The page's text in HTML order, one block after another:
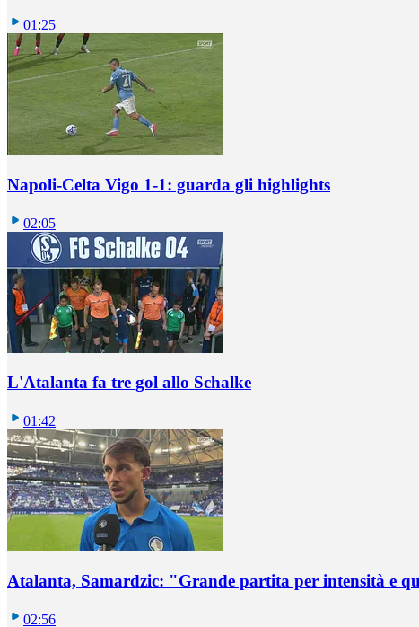
01:25
Napoli-Celta Vigo 1-1: guarda gli highlights
02:05
L'Atalanta fa tre gol allo Schalke
01:42
Atalanta, Samardzic: "Grande partita per intensità e
02:56